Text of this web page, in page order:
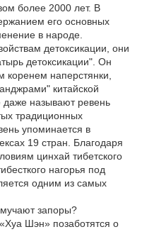
более 2000 лет. В
его основных
в народе.
детоксикации, они
детоксикации". Он
коренем наперстянки,
китайской
называют ревень
традиционных
упоминается в
19 стран. Благодаря
цинхай тибетского
нагорья под
одним из самых
запоры?
Шэн» позаботятся о